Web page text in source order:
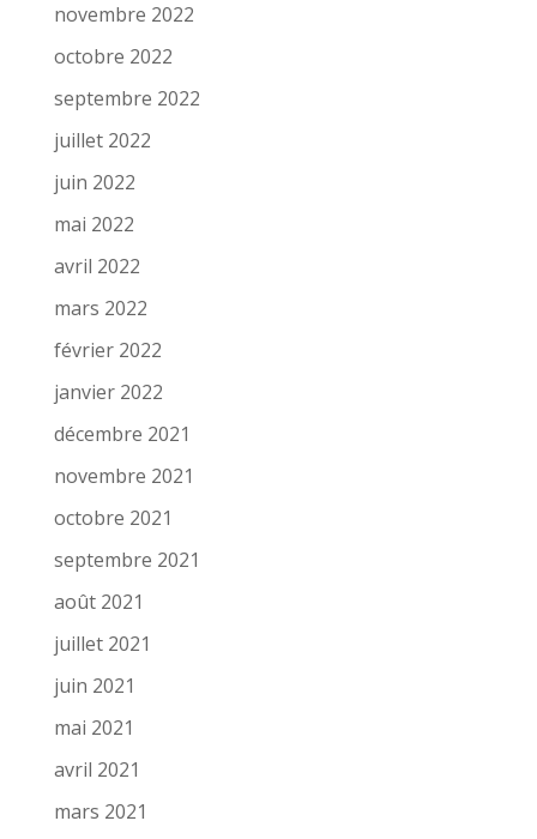
novembre 2022
octobre 2022
septembre 2022
juillet 2022
juin 2022
mai 2022
avril 2022
mars 2022
février 2022
janvier 2022
décembre 2021
novembre 2021
octobre 2021
septembre 2021
août 2021
juillet 2021
juin 2021
mai 2021
avril 2021
mars 2021